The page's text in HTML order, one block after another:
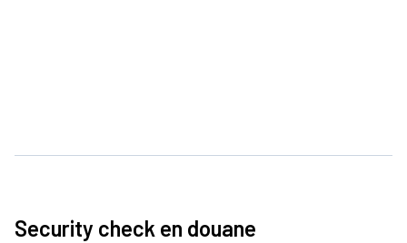
Security check en douane